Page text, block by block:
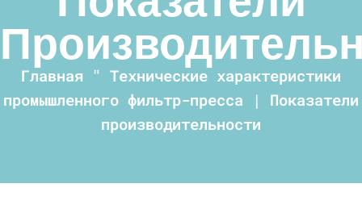
Главная " Технические характеристики
промышленного фильтр-пресса | Показатели
производительности